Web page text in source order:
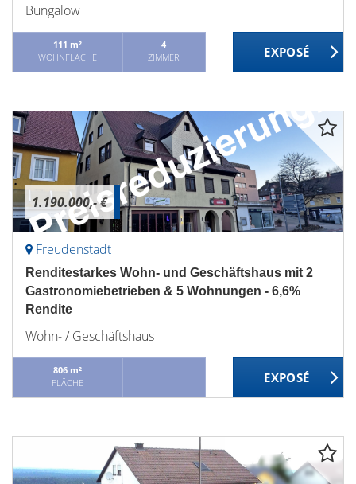
Bungalow
111 m²
WOHNFLÄCHE
4
ZIMMER
1.190.000,- €
Freudenstadt
Renditestarkes Wohn- und Geschäftshaus mit 2
Gastronomiebetrieben & 5 Wohnungen - 6,6%
Rendite
Wohn- / Geschäftshaus
806 m²
FLÄCHE